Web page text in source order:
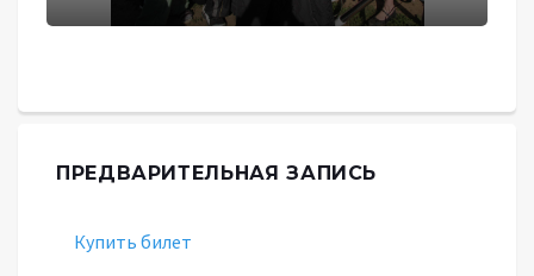
ПРЕДВАРИТЕЛЬНАЯ ЗАПИСЬ
Купить билет